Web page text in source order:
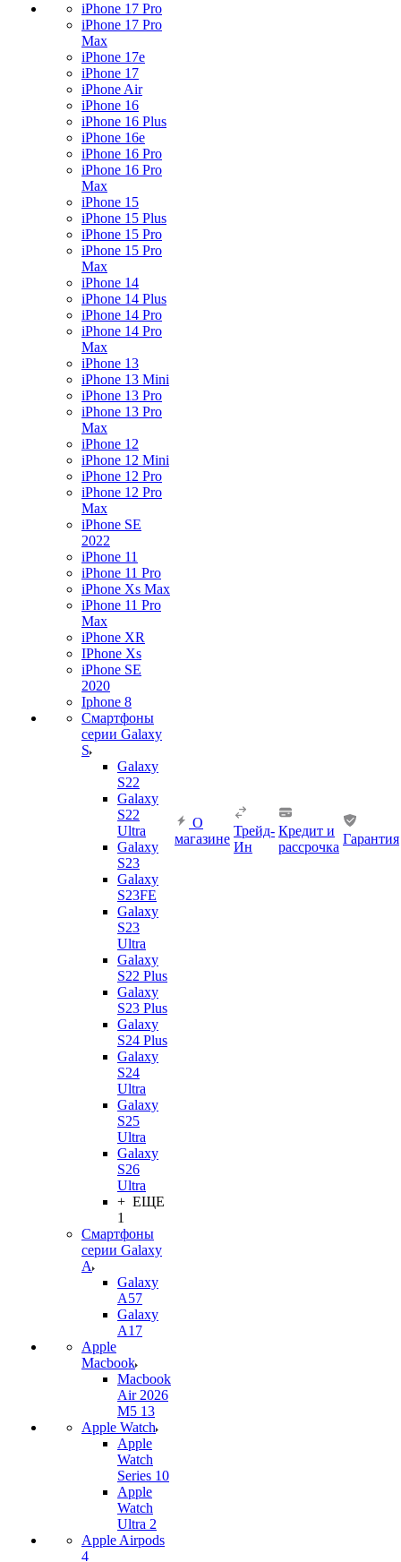
iPhone 17 Pro
iPhone 17 Pro
Max
iPhone 17e
iPhone 17
iPhone Air
iPhone 16
iPhone 16 Plus
iPhone 16e
iPhone 16 Pro
iPhone 16 Pro
Max
iPhone 15
iPhone 15 Plus
iPhone 15 Pro
iPhone 15 Pro
Max
iPhone 14
iPhone 14 Plus
iPhone 14 Pro
iPhone 14 Pro
Max
iPhone 13
iPhone 13 Mini
iPhone 13 Pro
iPhone 13 Pro
Max
iPhone 12
iPhone 12 Mini
iPhone 12 Pro
iPhone 12 Pro
Max
iPhone SE
2022
iPhone 11
iPhone 11 Pro
iPhone Xs Max
iPhone 11 Pro
Max
iPhone XR
IPhone Xs
iPhone SE
2020
Iphone 8
Смартфоны
серии Galaxy
S
Galaxy
S22
Galaxy
S22
Ultra
Galaxy
S23
Galaxy
S23FE
Galaxy
S23
Ultra
Galaxy
S22 Plus
Galaxy
S23 Plus
Galaxy
S24 Plus
Galaxy
S24
Ultra
Galaxy
S25
Ultra
Galaxy
S26
Ultra
+ ЕЩЕ
1
Смартфоны
серии Galaxy
A
Galaxy
A57
Galaxy
A17
Apple
Macbook
Macbook
Air 2026
M5 13
Apple Watch
Apple
Watch
Series 10
Apple
Watch
Ultra 2
Apple Airpods
4
О
магазине
Трейд-
Ин
Кредит и
рассрочка
Гарантия